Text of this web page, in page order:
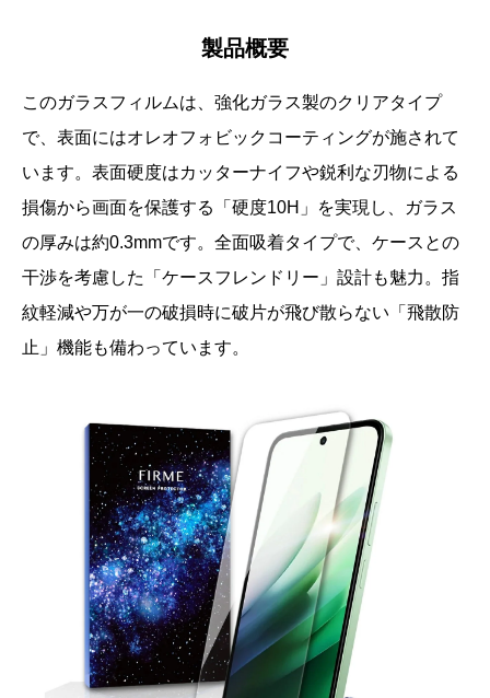
製品概要
このガラスフィルムは、強化ガラス製のクリアタイプ
で、表面にはオレオフォビックコーティングが施されて
います。表面硬度はカッターナイフや鋭利な刃物による
損傷から画面を保護する「硬度10H」を実現し、ガラス
の厚みは約0.3mmです。全面吸着タイプで、ケースとの
干渉を考慮した「ケースフレンドリー」設計も魅力。指
紋軽減や万が一の破損時に破片が飛び散らない「飛散防
止」機能も備わっています。